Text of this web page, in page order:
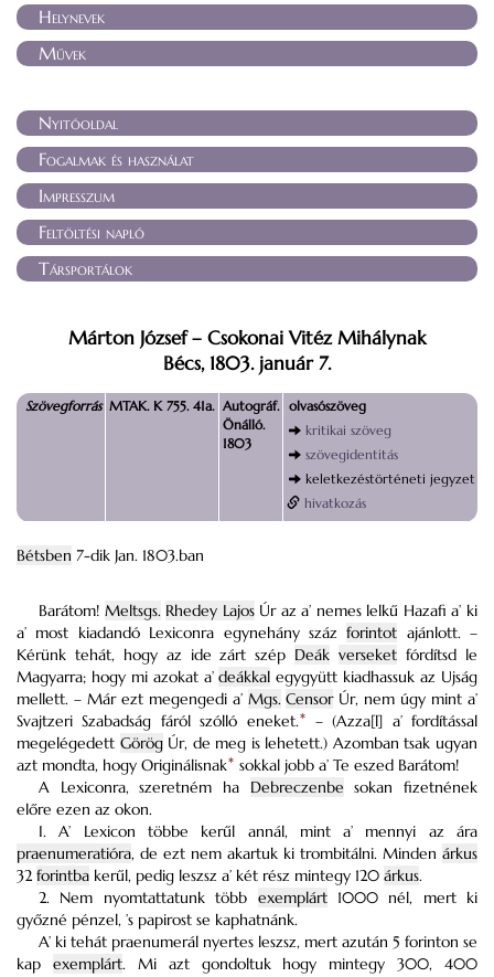
Helynevek
Művek
Nyitóoldal
Fogalmak és használat
Impresszum
Feltöltési napló
Társportálok
Márton József – Csokonai Vitéz Mihálynak
Bécs, 1803. január 7.
Szövegforrás MTAK. K 755. 41a. Autográf.
Önálló.
1803
olvasószöveg
kritikai szöveg
szövegidentitás
keletkezéstörténeti jegyzet
hivatkozás
Bétsben 7-dik Jan. 1803.ban
Barátom! Meltsgs. Rhedey LajosÚr az a’ nemes lelkű Hazafi a’ ki
a’ most kiadandó Lexiconra egynehány százforintot ajánlott. –
Kérünk tehát, hogy az ide zárt szép Deák verseket fórdítsd le
Magyarra; hogy mi azokat a’deákkal egygyütt kiadhassuk az Ujság
mellett. – Már ezt megengedi a’ Mgs. CensorÚr, nem úgy mint a’
Svajtzeri Szabadság fáról szólló eneket.*
– (Azza[l] a’ fordítással
megelégedett GörögÚr, de meg is lehetett.) Azomban tsak ugyan
azt mondta, hogy Originálisnak* sokkal jobb a’ Te eszed Barátom!
A Lexiconra, szeretném ha Debreczenbe sokan fizetnének
előre ezen az okon.
I. A’ Lexicon többe kerűl annál, mint a’ mennyi az ára
praenumeratióra, de ezt nem akartuk ki trombitálni. Minden árkus
32 forintba kerűl, pedig leszsz a’ két rész mintegy 120 árkus.
2. Nem nyomtattatunk több exemplárt1000 nél, mert ki
győzné pénzel, ’s papirost se kaphatnánk.
A’ ki tehát praenumerál nyertes leszsz, mert azután 5 forinton se
kap exemplárt. Mi azt gondoltuk hogy mintegy 300, 400